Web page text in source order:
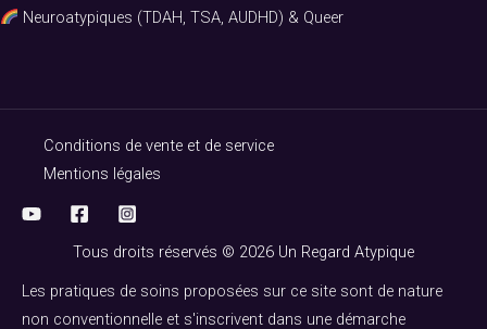
Neuroatypiques (TDAH, TSA, AUDHD) & Queer
Conditions de vente et de service
Mentions légales
Tous droits réservés © 2026 Un Regard Atypique
Les pratiques de soins proposées sur ce site sont de nature
non conventionnelle et s'inscrivent dans une démarche